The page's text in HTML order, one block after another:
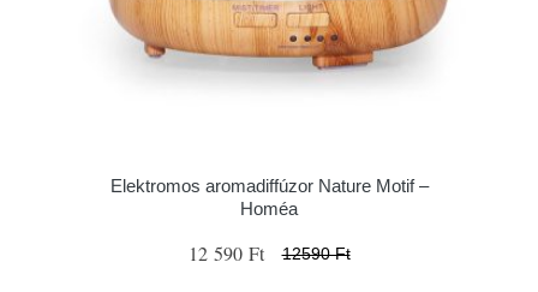
Elektromos aromadiffúzor Nature Motif –
Homéa
12 590 Ft 12590 Ft